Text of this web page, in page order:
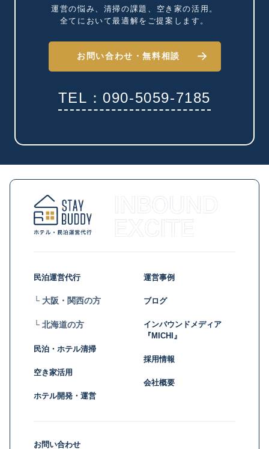
運営の悩み、清掃の課題、 空き家の活用。
全てにおいて最適解を ご提案します。
お問い合わせ・無料相談
TEL：090-5059-7185
民泊運営代行
└ 大阪・関西の方
└ 北海道の方
民泊・ホテル清掃
空き家活用
ホテル開発・運営
運営事例
ブログ
インバウンドメディア
『MICHI』
採用情報
会社概要
お問い合わせ